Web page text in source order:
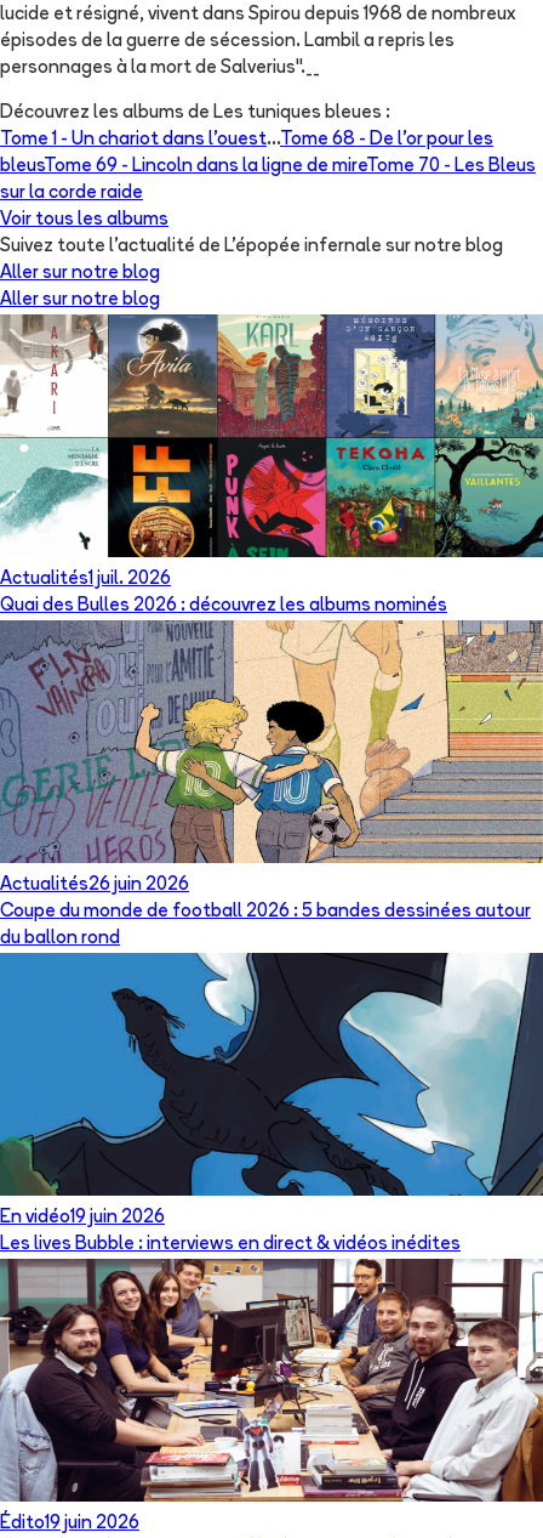
lucide et résigné, vivent dans Spirou depuis 1968 de nombreux
épisodes de la guerre de sécession. Lambil a repris les
personnages à la mort de Salverius".__
Découvrez les albums de Les tuniques bleues :
Tome 1 - Un chariot dans l'ouest...Tome 68 - De l'or pour les
bleusTome 69 - Lincoln dans la ligne de mireTome 70 - Les Bleus
sur la corde raide
Voir tous les albums
Suivez toute l'actualité de L'épopée infernale sur notre blog
Aller sur notre blog
Aller sur notre blog
Actualités1 juil. 2026
Quai des Bulles 2026 : découvrez les albums nominés
Actualités26 juin 2026
Coupe du monde de football 2026 : 5 bandes dessinées autour
du ballon rond
En vidéo19 juin 2026
Les lives Bubble : interviews en direct & vidéos inédites
Édito19 juin 2026